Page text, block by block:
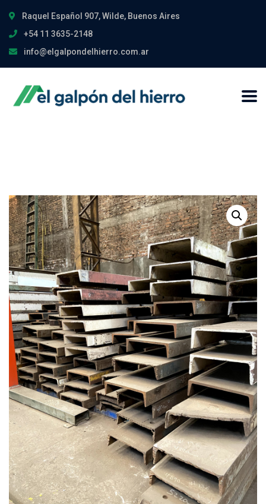
Raquel Español 907, Wilde, Buenos Aires
+54 11 3635-2148
info@elgalpondelhierro.com.ar